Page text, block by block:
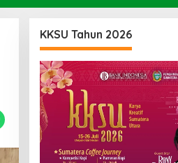
KKSU Tahun 2026